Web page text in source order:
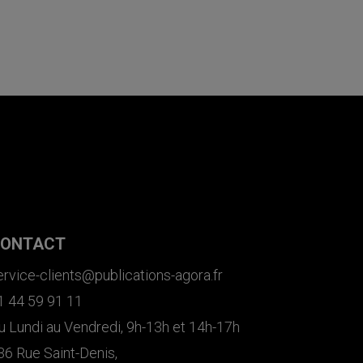
clients@publications-agora.fr
44 59 91 11
Lundi au Vendredi, 9h-13h et 14h-17h
Rue Saint-Denis,